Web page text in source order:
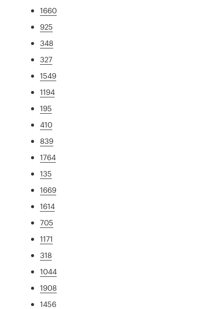
1660
925
348
327
1549
1194
195
410
839
1764
135
1669
1614
705
1171
318
1044
1908
1456